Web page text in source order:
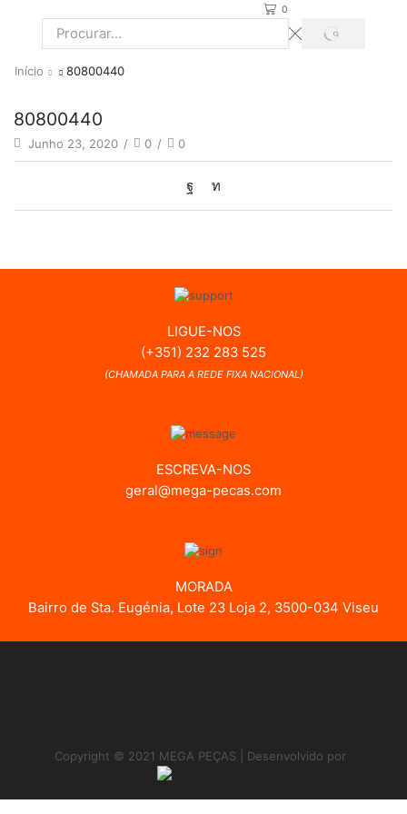
0
Search
PROCURAR
Início 80800440
80800440
Junho 23, 2020 / 0 / 0
LIGUE-NOS
(+351) 232 283 525
(CHAMADA PARA A REDE FIXA NACIONAL)
ESCREVA-NOS
geral@mega-pecas.com
MORADA
Bairro de Sta. Eugénia, Lote 23 Loja 2, 3500-034 Viseu
Copyright © 2021 MEGA PEÇAS | Desenvolvido por